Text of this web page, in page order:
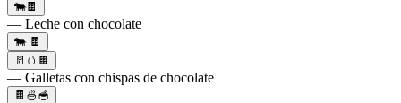
🐄🍫
— Leche con chocolate
🐄 🍫
🥛🥚🍫
— Galletas con chispas de chocolate
🍫🍜🥣